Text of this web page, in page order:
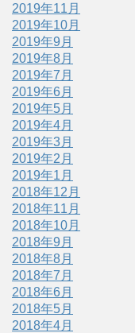
2019年11月
2019年10月
2019年9月
2019年8月
2019年7月
2019年6月
2019年5月
2019年4月
2019年3月
2019年2月
2019年1月
2018年12月
2018年11月
2018年10月
2018年9月
2018年8月
2018年7月
2018年6月
2018年5月
2018年4月